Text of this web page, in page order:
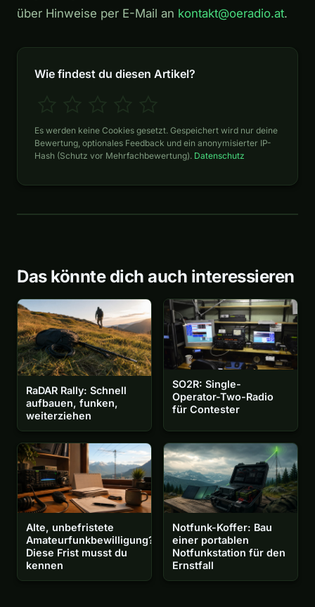
über Hinweise per E-Mail an kontakt@oeradio.at.
Wie findest du diesen Artikel?
Es werden keine Cookies gesetzt. Gespeichert wird nur deine
Bewertung, optionales Feedback und ein anonymisierter IP-
Hash (Schutz vor Mehrfachbewertung). Datenschutz
Das könnte dich auch interessieren
RaDAR Rally: Schnell
aufbauen, funken,
weiterziehen
SO2R: Single-
Operator-Two-Radio
für Contester
Alte, unbefristete
Amateurfunkbewilligung?
Diese Frist musst du
kennen
Notfunk-Koffer: Bau
einer portablen
Notfunkstation für den
Ernstfall